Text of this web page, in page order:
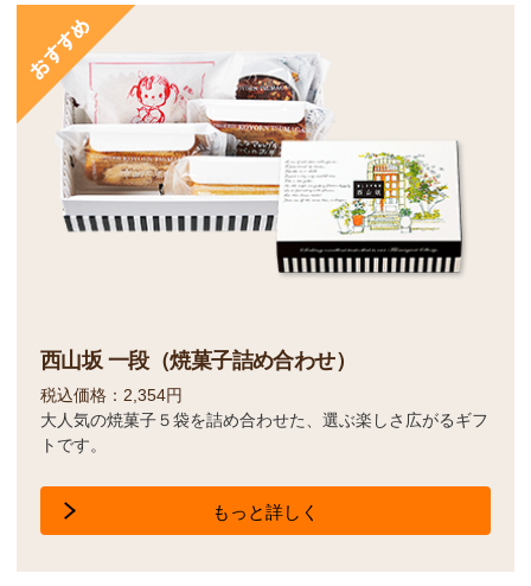
西山坂 一段（焼菓子詰め合わせ）
税込価格：2,354円
大人気の焼菓子５袋を詰め合わせた、選ぶ楽しさ広がるギフ
トです。
もっと詳しく